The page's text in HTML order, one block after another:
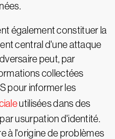
également constituer la
central d'une attaque
peut, par
collectées
pour informer les
utilisées dans des
usurpation d'identité.
à l'origine de problèmes